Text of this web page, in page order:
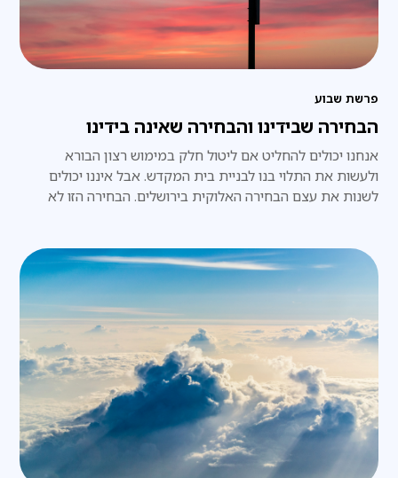
פרשת שבוע
הבחירה שבידינו והבחירה שאינה בידינו
אנחנו יכולים להחליט אם ליטול חלק במימוש רצון הבורא
ולעשות את התלוי בנו לבניית בית המקדש. אבל איננו יכולים
לשנות את עצם הבחירה האלוקית בירושלים. הבחירה הזו לא